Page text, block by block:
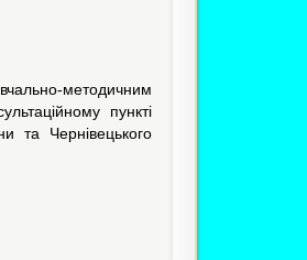
методичним
пункті
та Чернівецького